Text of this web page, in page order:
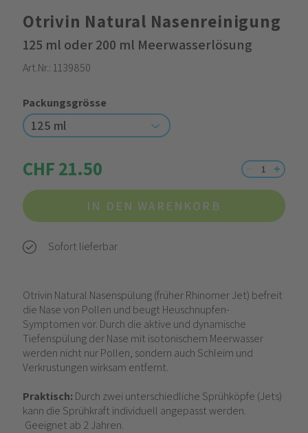
Otrivin Natural Nasenreinigung
125 ml oder 200 ml Meerwasserlösung
Art.Nr.: 1139850
Packungsgrösse
125 ml
CHF 21.50
IN DEN WARENKORB
Sofort lieferbar
Otrivin Natural Nasenspülung (früher Rhinomer Jet) befreit
die Nase von Pollen und beugt Heuschnupfen-
Symptomen vor. Durch die aktive und dynamische
Tiefenspülung der Nase mit isotonischem Meerwasser
werden nicht nur Pollen, sondern auch Schleim und
Verkrustungen wirksam entfernt.
Praktisch: Durch zwei unterschiedliche Sprühköpfe (Jets)
kann die Sprühkraft individuell angepasst werden.
Geeignet ab 2 Jahren.